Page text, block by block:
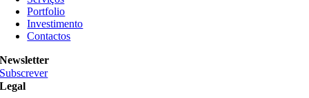
Portfolio
Investimento
Contactos
Newsletter
Subscrever
Legal